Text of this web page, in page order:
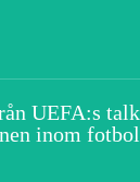
UEFA:s
inom